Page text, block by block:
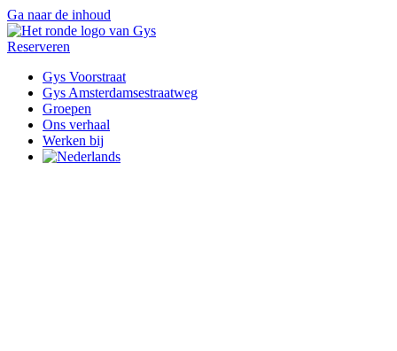
Ga naar de inhoud
Reserveren
Gys Voorstraat
Gys Amsterdamsestraatweg
Groepen
Ons verhaal
Werken bij